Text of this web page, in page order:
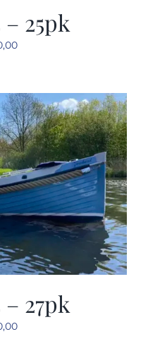
– 25pk
– 27pk